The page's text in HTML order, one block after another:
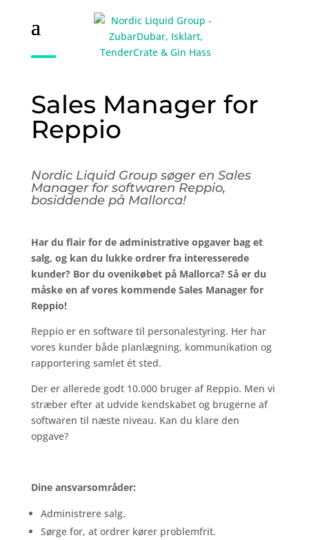
Sales Manager for
Reppio
Nordic Liquid Group søger en Sales
Manager for softwaren Reppio,
bosiddende på Mallorca!
Har du flair for de administrative opgaver bag et
salg, og kan du lukke ordrer fra interesserede
kunder? Bor du ovenikøbet på Mallorca? Så er du
måske en af vores kommende Sales Manager for
Reppio!
Reppio er en software til personalestyring. Her har
vores kunder både planlægning, kommunikation og
rapportering samlet ét sted.
Der er allerede godt 10.000 bruger af Reppio. Men vi
stræber efter at udvide kendskabet og brugerne af
softwaren til næste niveau. Kan du klare den
opgave?
Dine ansvarsområder:
Administrere salg.
Sørge for, at ordrer kører problemfrit.